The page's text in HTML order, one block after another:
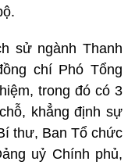
sử ngành Thanh
chí Phó Tổng
trong đó có 3
khẳng định sự
thư, Ban Tổ chức
uỷ Chính phủ,